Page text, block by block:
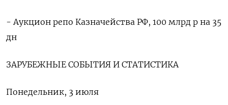
- Аукцион репо Казначейства РФ, 100 млрд р на 35
дн
ЗАРУБЕЖНЫЕ СОБЫТИЯ И СТАТИСТИКА
Понедельник, 3 июля